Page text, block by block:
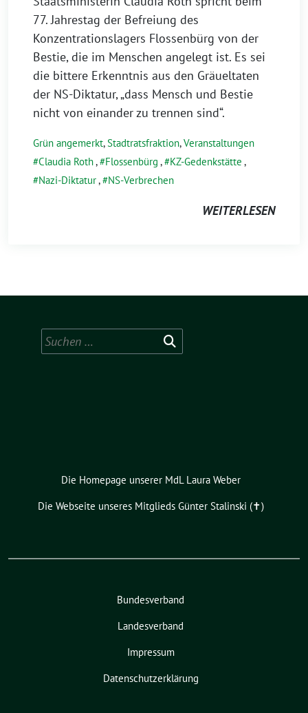
77. Jahrestag der Befreiung des
Konzentrationslagers Flossenbürg von der
Bestie, die im Menschen angelegt ist. Es sei
die bittere Erkenntnis aus den Gräueltaten
der NS-Diktatur, „dass Mensch und Bestie
nicht von einander zu trennen sind“.
Grün angemerkt,Stadtratsfraktion,Veranstaltungen
Claudia Roth, Flossenbürg , KZ-Gedenkstätte ,
Nazi-Diktatur, NS-Verbrechen
WEITERLESEN
Suchen
nach:
Die Homepage unserer MdL Laura Weber
Die Webseite unseres Mitglieds Günter Stalinski (✝︎)
Bundesverband
Landesverband
Impressum
Datenschutzerklärung